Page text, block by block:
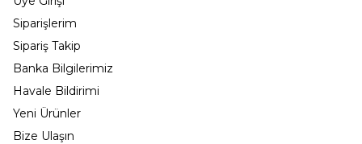
Siparişlerim
Sipariş Takip
Banka Bilgilerimiz
Havale Bildirimi
Yeni Ürünler
Bize Ulaşın